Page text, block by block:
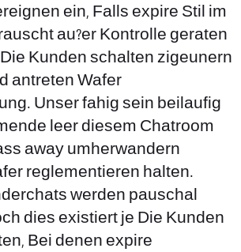
ein, Falls expire Stil im
au?er Kontrolle geraten
Kunden schalten zigeunern
antreten Wafer
Unser fahig sein beilaufig
leer diesem Chatroom
away umherwandern
reglementieren halten.
werden pauschal
dies existiert je Die Kunden
Bei denen expire